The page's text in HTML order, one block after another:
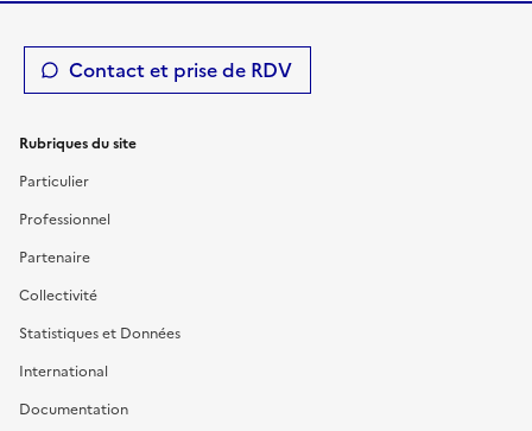
Contact et prise de RDV
Rubriques du site
Particulier
Professionnel
Partenaire
Collectivité
Statistiques et Données
International
Documentation